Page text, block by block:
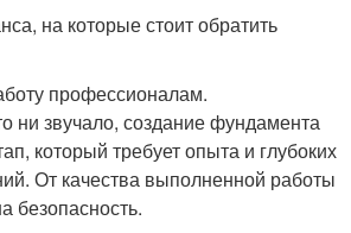
на которые стоит обратить
профессионалам.
ни звучало, создание фундамента
который требует опыта и глубоких
От качества выполненной работы
безопасность.